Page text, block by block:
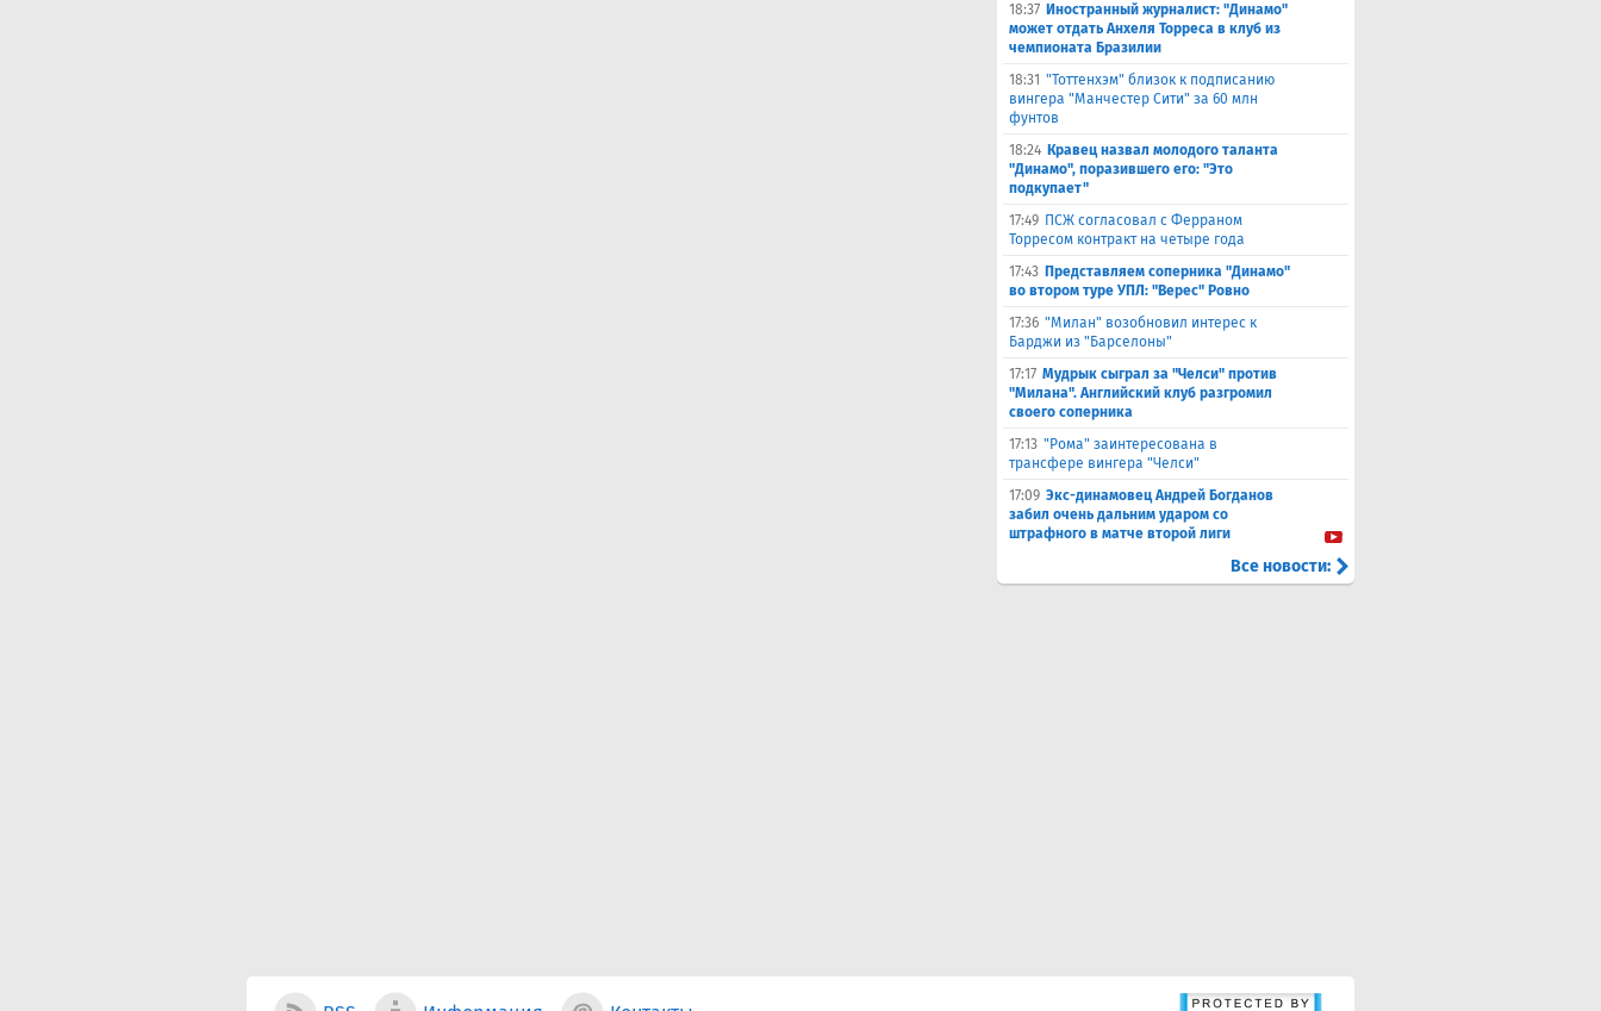
18:37 Иностранный журналист: "Динамо"
может отдать Анхеля Торреса в клуб из
чемпионата Бразилии
18:31 "Тоттенхэм" близок к подписанию
вингера "Манчестер Сити" за 60 млн
фунтов
18:24 Кравец назвал молодого таланта
"Динамо", поразившего его: "Это
подкупает"
17:49 ПСЖ согласовал с Ферраном
Торресом контракт на четыре года
17:43 Представляем соперника "Динамо"
во втором туре УПЛ: "Верес" Ровно
17:36 "Милан" возобновил интерес к
Барджи из "Барселоны"
17:17 Мудрык сыграл за "Челси" против
"Милана". Английский клуб разгромил
своего соперника
17:13 "Рома" заинтересована в
трансфере вингера "Челси"
17:09 Экс-динамовец Андрей Богданов
забил очень дальним ударом со
штрафного в матче второй лиги
Все новости: